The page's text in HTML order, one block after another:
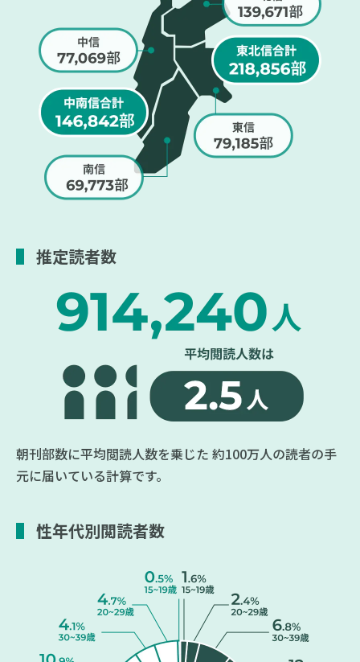
推定読者数
朝刊部数に平均閲読人数を乗じた 約100万人の読者の手
元に届いている計算です。
性年代別閲読者数